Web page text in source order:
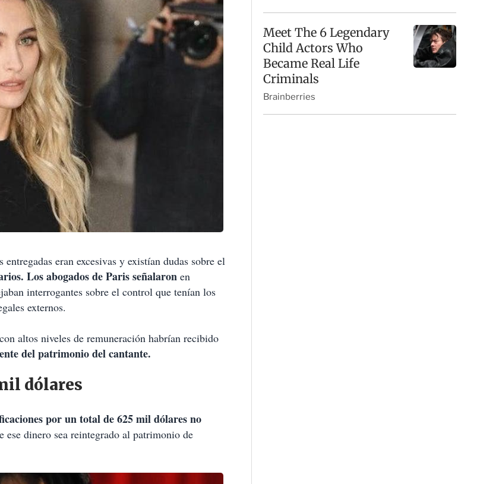
eran excesivas y existían dudas sobre el
Los abogados de Paris señalaron en
interrogantes sobre el control que tenían los
externos.
altos niveles de remuneración habrían recibido
del patrimonio del cantante.
dólares
por un total de 625 mil dólares no
dinero sea reintegrado al patrimonio de